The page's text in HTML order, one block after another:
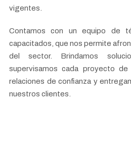
vigentes.
Contamos con un equipo de
capacitados, que nos permite
del sector. Brindamos
supervisamos cada proyecto
relaciones de confianza y
nuestros clientes.